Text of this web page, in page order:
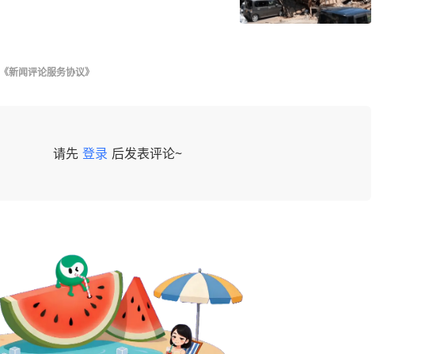
《新闻评论服务协议》
请先 登录 后发表评论~